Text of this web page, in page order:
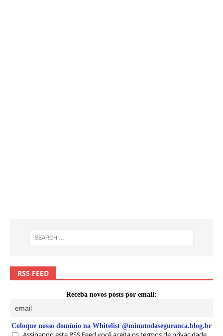
RSS FEED
Receba novos posts por email:
Coloque nosso domínio na Whitelist @minutodaseguranca.blog.br